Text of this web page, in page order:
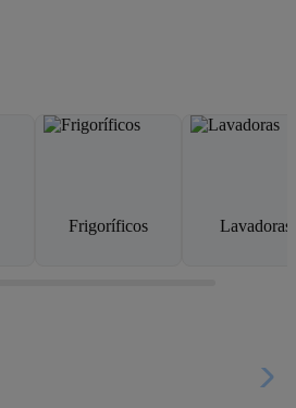
Frigoríficos Lavadoras